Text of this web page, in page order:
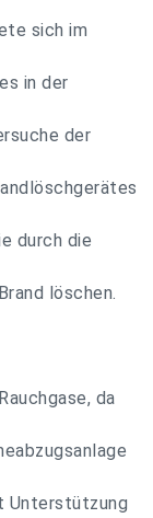
sich im
in der
der
durch die
löschen.
da
Unterstützung